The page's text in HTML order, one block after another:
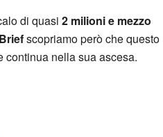
di quasi 2 milioni e mezzo
scopriamo però che questo
continua nella sua ascesa.